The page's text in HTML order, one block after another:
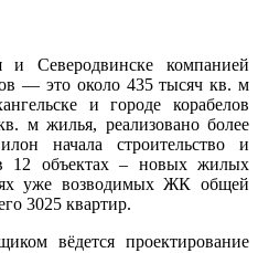
Северодвинске компанией
— это около 435 тысяч кв. м
и городе корабелов
м жилья, реализовано более
начала строительство и
12 объектах – новых жилых
уже возводимых ЖК общей
3025 квартир.
вёдется проектирование